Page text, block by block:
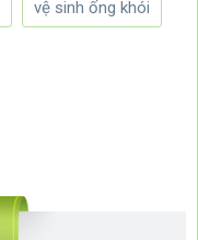
vệ sinh ống khói